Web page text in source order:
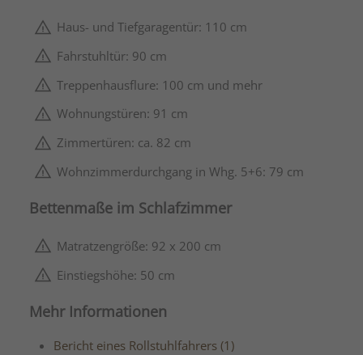
Haus- und Tiefgaragentür: 110 cm
Fahrstuhltür: 90 cm
Treppenhausflure: 100 cm und mehr
Wohnungstüren: 91 cm
Zimmertüren: ca. 82 cm
Wohnzimmerdurchgang in Whg. 5+6: 79 cm
Bettenmaße im Schlafzimmer
Matratzengröße: 92 x 200 cm
Einstiegshöhe: 50 cm
Mehr Informationen
Bericht eines Rollstuhlfahrers (1)